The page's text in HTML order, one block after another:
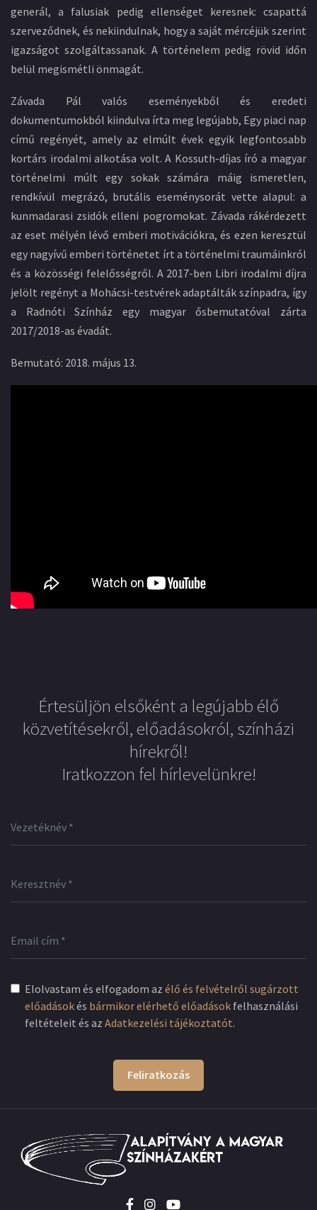
generál, a falusiak pedig ellenséget keresnek: csapattá
szerveződnek, és nekiindulnak, hogy a saját mércéjük szerint
igazságot szolgáltassanak. A történelem pedig rövid időn
belül megismétli önmagát.
Závada Pál valós eseményekből és eredeti
dokumentumokból kiindulva írta meg legújabb, Egy piaci nap
című regényét, amely az elmúlt évek egyik legfontosabb
kortárs irodalmi alkotása volt. A Kossuth-díjas író a magyar
történelmi múlt egy sokak számára máig ismeretlen,
rendkívül megrázó, brutális eseménysorát vette alapul: a
kunmadarasi zsidók elleni pogromokat. Závada rákérdezett
az eset mélyén lévő emberi motivációkra, és ezen keresztül
egy nagyívű emberi történetet írt a történelmi traumáinkról
és a közösségi felelősségről. A 2017-ben Libri irodalmi díjra
jelölt regényt a Mohácsi-testvérek adaptálták színpadra, így
a Radnóti Színház egy magyar ősbemutatóval zárta
2017/2018-as évadát.
Bemutató: 2018. május 13.
Értesüljön elsőként a legújabb élő
közvetítésekről, előadásokról, színházi
hírekről!
Iratkozzon fel hírlevelünkre!
Elolvastam és elfogadom az élő és felvételről sugárzott
előadásokés bármikor elérhető előadások felhasználási
feltételeit és az Adatkezelési tájékoztatót.
Feliratkozás